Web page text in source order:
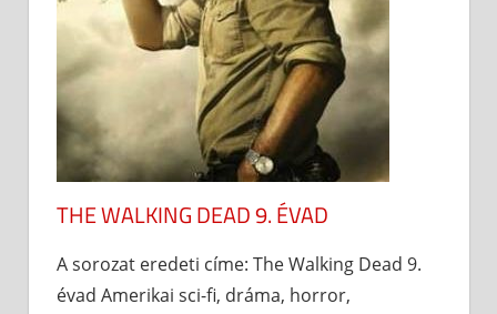
THE WALKING DEAD 9. ÉVAD
A sorozat eredeti címe: The Walking Dead 9.
évad Amerikai sci-fi, dráma, horror,